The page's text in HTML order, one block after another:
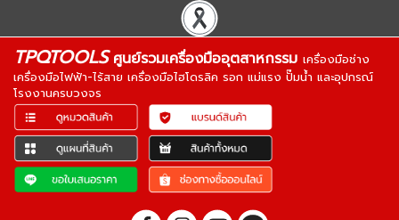
TPQTOOLSศูนย์รวมเครื่องมืออุตสาหกรรม เครื่องมือช่าง
เครื่องมือไฟฟ้า-ไร้สาย เครื่องมือไฮโดรลิค รอก แม่แรง ปั๊มน้ำ และอุปกรณ์
โรงงานครบวงจร